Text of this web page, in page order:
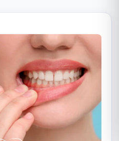
Italiano
Български
Română
Русский